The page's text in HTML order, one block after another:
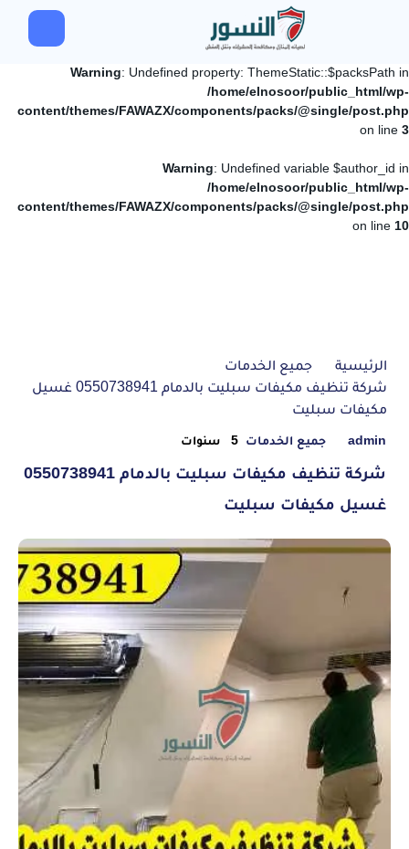
Warning: Undefined property: ThemeStatic::$packsPath in
/home/elnosoor/public_html/wp-
content/themes/FAWAZX/components/packs/@single/post.php
on line 3
Warning: Undefined variable $author_id in
/home/elnosoor/public_html/wp-
content/themes/FAWAZX/components/packs/@single/post.php
on line 10
الرئيسية
جميع الخدمات
شركة تنظيف مكيفات سبليت بالدمام 0550738941 غسيل
مكيفات سبليت
admin جميع الخدمات 5 سنوات
شركة تنظيف مكيفات سبليت بالدمام 0550738941
غسيل مكيفات سبليت